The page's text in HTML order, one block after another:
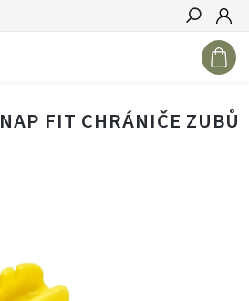
Hledat
FIT CHRÁNIČE ZUBŮ